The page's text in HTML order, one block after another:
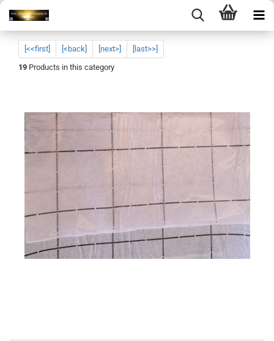
[<<first] [<back] [next>]
[last>>]
19 Products in this category